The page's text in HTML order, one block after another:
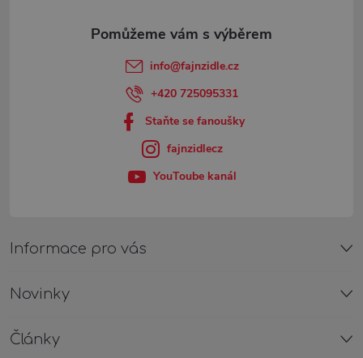
Informace pro vás
Novinky
Články
info@fajnzidle.cz
+420 725095331
Staňte se fanoušky
fajnzidlecz
YouToube kanál